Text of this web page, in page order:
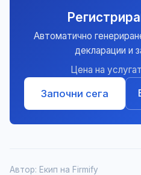
Автоматично
декларации и
Цена на
Започни сега
Автор: Екип на Firmify